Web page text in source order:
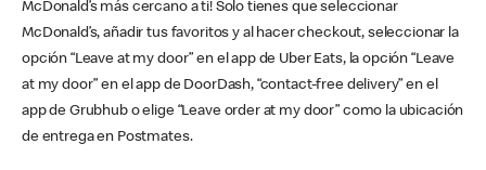
McDonald’s más cercano a ti! Solo tienes que seleccionar
McDonald’s, añadir tus favoritos y al hacer checkout, seleccionar la
opción “Leave at my door” en el app de Uber Eats, la opción “Leave
at my door” en el app de DoorDash, “contact-free delivery” en el
app de Grubhub o elige “Leave order at my door” como la ubicación
de entrega en Postmates.